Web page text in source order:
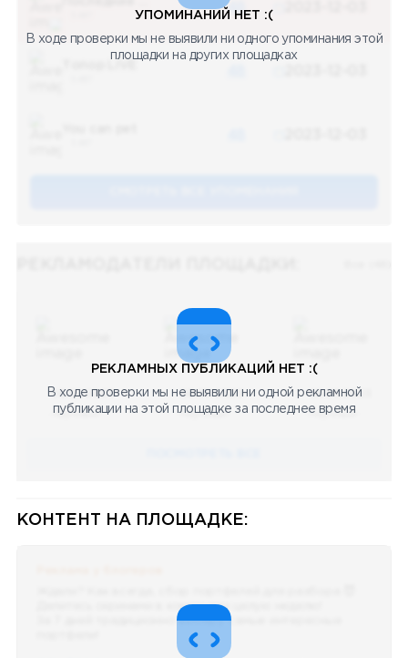
48
УПОМИНАНИЙ НЕТ :(
В ходе проверки мы не выявили ни одного упоминания этой
площадки на других площадках
08.05.2023
Научный
08.05.2023
Научный
08.05.2023
Научный
РЕКЛАМНЫХ ПУБЛИКАЦИЙ НЕТ :(
В ходе проверки мы не выявили ни одной рекламной
публикации на этой площадке за последнее время
КОНТЕНТ НА ПЛОЩАДКЕ:
Делитесь скринами в комментах целую неделю!
За 7 дней традиционно выберу самые интересные